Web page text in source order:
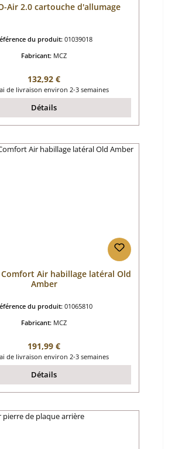
Air 2.0 cartouche d'allumage
du produit: 01039018
Fabricant: MCZ
Prix régulier :
132,92 €
de livraison environ 2-3 semaines
Détails
Comfort Air habillage latéral Old
Amber
du produit: 01065810
Fabricant: MCZ
Prix régulier :
191,99 €
de livraison environ 2-3 semaines
Détails